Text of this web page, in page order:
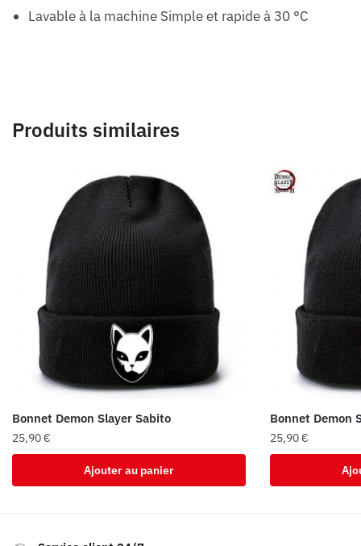
Lavable à la machine Simple et rapide à 30 °C
Produits similaires
Bonnet Demon Slayer Sabito
25,90€
Ajouter au panier
Bonnet Demon
25,90€